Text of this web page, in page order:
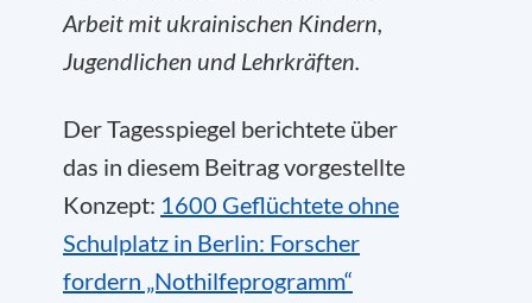
Arbeit mit ukrainischen Kindern,
Jugendlichen und Lehrkräften.
Der Tagesspiegel berichtete über
das in diesem Beitrag vorgestellte
Konzept: 1600 Geflüchtete ohne
Schulplatz in Berlin: Forscher
fordern „Nothilfeprogramm“